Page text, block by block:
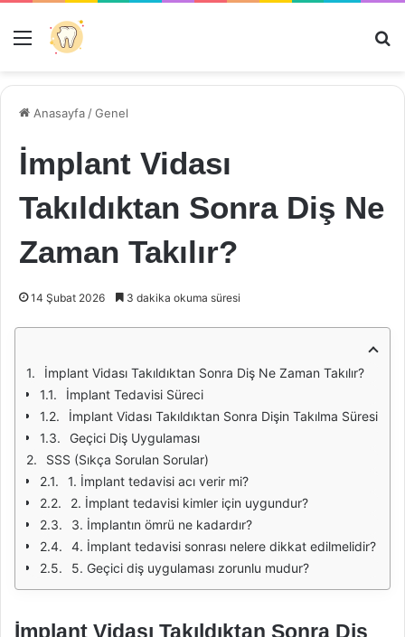
Menü
Anasayfa /Genel
İmplant Vidası
Takıldıktan Sonra Diş Ne
Zaman Takılır?
14 Şubat 2026 3 dakika okuma süresi
İmplant Vidası Takıldıktan Sonra Diş Ne Zaman Takılır?
İmplant Tedavisi Süreci
İmplant Vidası Takıldıktan Sonra Dişin Takılma Süresi
Geçici Diş Uygulaması
SSS (Sıkça Sorulan Sorular)
1. İmplant tedavisi acı verir mi?
2. İmplant tedavisi kimler için uygundur?
3. İmplantın ömrü ne kadardır?
4. İmplant tedavisi sonrası nelere dikkat edilmelidir?
5. Geçici diş uygulaması zorunlu mudur?
İmplant Vidası Takıldıktan Sonra Diş